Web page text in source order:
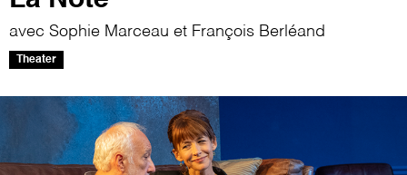
avec Sophie Marceau et François Berléand
Theater